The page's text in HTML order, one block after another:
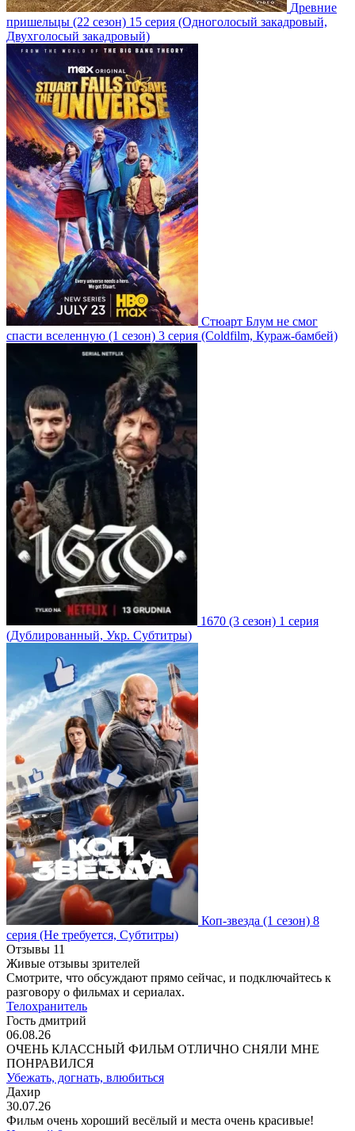
Древние
пришельцы (22 сезон) 15 серия (Одноголосый закадровый,
Двухголосый закадровый)
Стюарт Блум не смог
спасти вселенную (1 сезон) 3 серия (Coldfilm, Кураж-бамбей)
1670 (3 сезон) 1 серия
(Дублированный, Укр. Субтитры)
Коп-звезда (1 сезон) 8
серия (Не требуется, Субтитры)
Отзывы 11
Живые отзывы зрителей
Смотрите, что обсуждают прямо сейчас, и подключайтесь к
разговору о фильмах и сериалах.
Телохранитель
Гость дмитрий
06.08.26
ОЧЕНЬ КЛАССНЫЙ ФИЛЬМ ОТЛИЧНО СНЯЛИ МНЕ
ПОНРАВИЛСЯ
Убежать, догнать, влюбиться
Дахир
30.07.26
Фильм очень хороший весёлый и места очень красивые!